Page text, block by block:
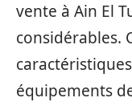
vente à Ain El
considérables.
équipements